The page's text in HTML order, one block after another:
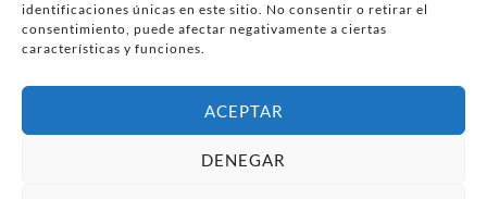
identificaciones únicas en este sitio. No consentir o retirar el
consentimiento, puede afectar negativamente a ciertas
características y funciones.
ACEPTAR
DENEGAR